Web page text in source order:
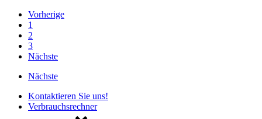
Vorherige
1
2
3
Nächste
Nächste
Kontaktieren Sie uns!
Verbrauchsrechner